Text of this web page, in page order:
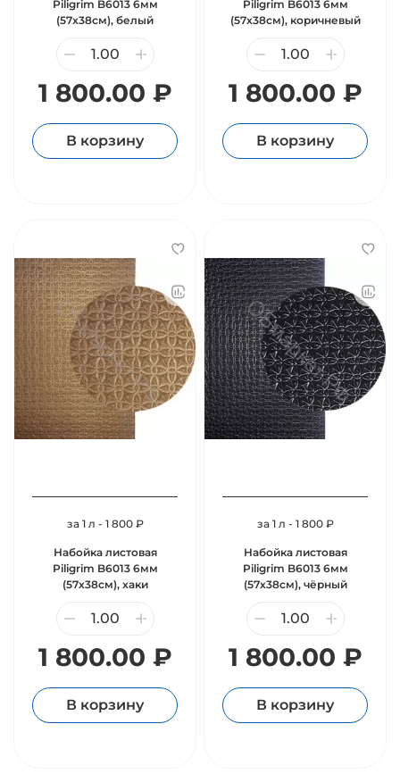
Piligrim B6013 6мм
(57х38см), белый
1 800.00 ₽
В корзину
Piligrim B6013 6мм
(57х38см), коричневый
1 800.00 ₽
В корзину
за 1 л - 1 800 ₽
Набойка листовая
Piligrim B6013 6мм
(57х38см), хаки
1 800.00 ₽
В корзину
за 1 л - 1 800 ₽
Набойка листовая
Piligrim B6013 6мм
(57х38см), чёрный
1 800.00 ₽
В корзину